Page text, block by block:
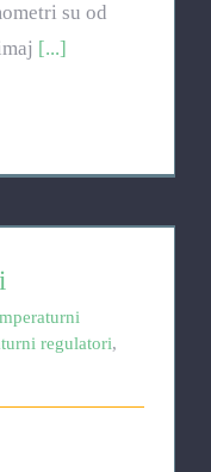
su od
[...]
regulatori,